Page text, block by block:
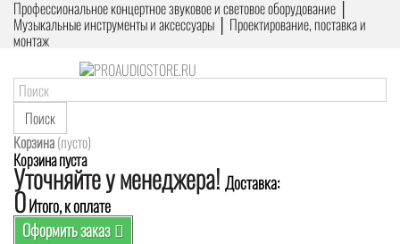
Профессиональное концертное звуковое и световое оборудование │
Музыкальные инструменты и аксессуары │ Проектирование, поставка и
монтаж
Поиск
Корзина(пусто)
Корзина пуста
Уточняйте у менеджера! Доставка:
0Итого, к оплате
Оформить заказ